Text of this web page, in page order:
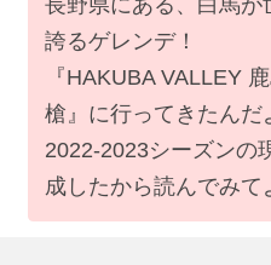
誇るゲレンデ！
『HAKUBA VALLEY
槍』に行ってきたんだ
2022-2023シーズンの
成したから読んでみて